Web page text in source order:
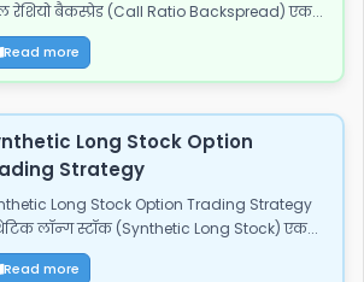
रेशियो बैकस्प्रेड (Call Ratio Backspread) एक...
Read more
Long Stock Option
Strategy
Long Stock Option Trading Strategy
लॉन्ग स्टॉक (Synthetic Long Stock) एक...
Read more